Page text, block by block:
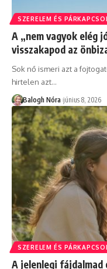
SZERELEM ÉS
A „nem vagyok elég
visszakapod az
Sok nő ismeri azt a
hirtelen azt…
Balogh Nóra június 8, 2026
SZERELEM ÉS
A jelenlegi